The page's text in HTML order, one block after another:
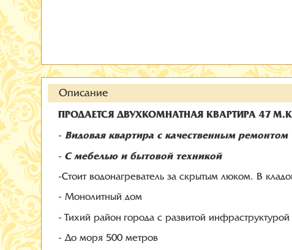
Описание
ПРОДАЕТСЯ ДВУХКОМНАТНАЯ КВАРТИРА 47
- Видовая квартира с качественным ремонтом
-С мебелью и бытовой техникой
-Стоит водонагреватель за скрытым люком. В
- Монолитный дом
- Тихий район города с развитой
- До моря 500 метров